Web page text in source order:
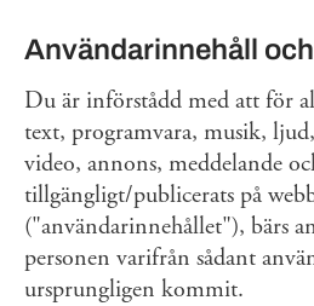
Användarinnehåll
Du är införstådd med att för
text, programvara, musik,
video, annons, meddelande
tillgängligt/publicerats på
("användarinnehållet"), bärs
personen varifrån sådant
ursprungligen kommit.